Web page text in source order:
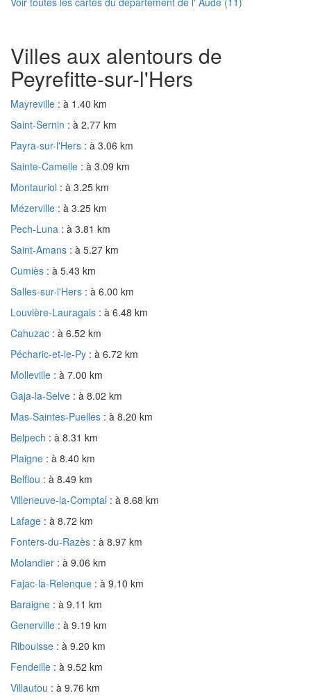
Villes aux alentours de
Peyrefitte-sur-l'Hers
Mayreville : à 1.40 km
Saint-Sernin : à 2.77 km
Payra-sur-l'Hers : à 3.06 km
Sainte-Camelle : à 3.09 km
Montauriol : à 3.25 km
Mézerville : à 3.25 km
Pech-Luna : à 3.81 km
Saint-Amans : à 5.27 km
Cumiès : à 5.43 km
Salles-sur-l'Hers : à 6.00 km
Louvière-Lauragais : à 6.48 km
Cahuzac : à 6.52 km
Pécharic-et-le-Py : à 6.72 km
Molleville : à 7.00 km
Gaja-la-Selve : à 8.02 km
Mas-Saintes-Puelles : à 8.20 km
Belpech : à 8.31 km
Plaigne : à 8.40 km
Belflou : à 8.49 km
Villeneuve-la-Comptal : à 8.68 km
Lafage : à 8.72 km
Fonters-du-Razès : à 8.97 km
Molandier : à 9.06 km
Fajac-la-Relenque : à 9.10 km
Baraigne : à 9.11 km
Generville : à 9.19 km
Ribouisse : à 9.20 km
Fendeille : à 9.52 km
Villautou : à 9.76 km